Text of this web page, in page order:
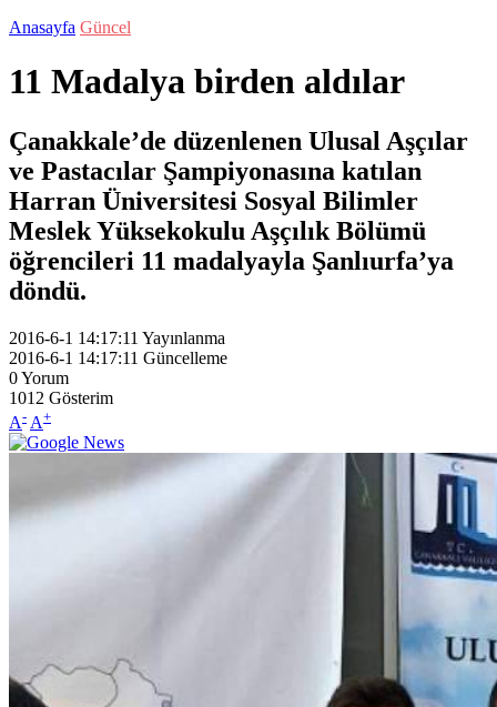
Anasayfa Güncel
11 Madalya birden aldılar
Çanakkale’de düzenlenen Ulusal Aşçılar
ve Pastacılar Şampiyonasına katılan
Harran Üniversitesi Sosyal Bilimler
Meslek Yüksekokulu Aşçılık Bölümü
öğrencileri 11 madalyayla Şanlıurfa’ya
döndü.
2016-6-1 14:17:11 Yayınlanma
2016-6-1 14:17:11 Güncelleme
0Yorum
1012 Gösterim
A- A+